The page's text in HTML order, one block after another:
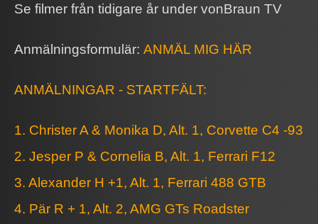
Se filmer från tidigare år under vonBraun TV
Anmälningsformulär: ANMÄL MIG HÄR
ANMÄLNINGAR - STARTFÄLT:
1. Christer A & Monika D, Alt. 1, Corvette C4 -93
2. Jesper P & Cornelia B, Alt. 1, Ferrari F12
3. Alexander H +1, Alt. 1, Ferrari 488 GTB
4. Pär R + 1, Alt. 2, AMG GTs Roadster